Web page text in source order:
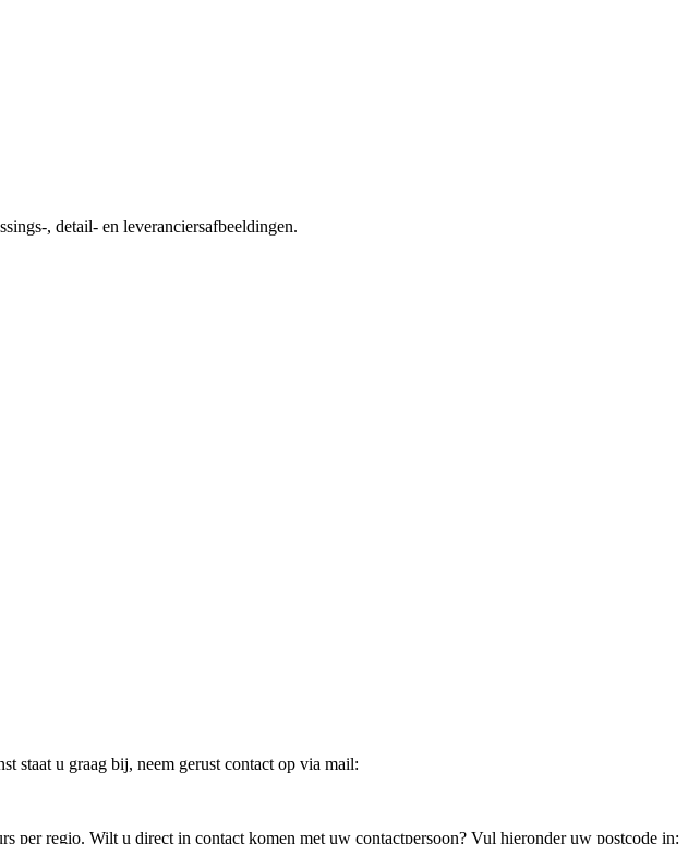
, detail- en leveranciersafbeeldingen.
staat u graag bij, neem gerust contact op via mail:
per regio. Wilt u direct in contact komen met uw contactpersoon? Vul hieronder uw postcode in: